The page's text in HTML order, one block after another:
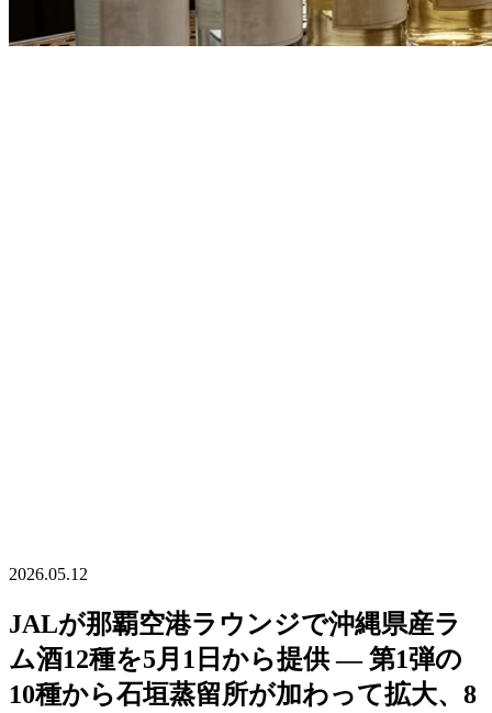
2026.05.12
JALが那覇空港ラウンジで沖縄県産ラ
ム酒12種を5月1日から提供 ― 第1弾の
10種から石垣蒸留所が加わって拡大、8